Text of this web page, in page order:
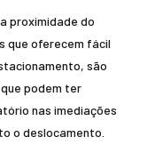
proximidade do
que oferecem fácil
são
podem ter
nas imediações
o deslocamento.